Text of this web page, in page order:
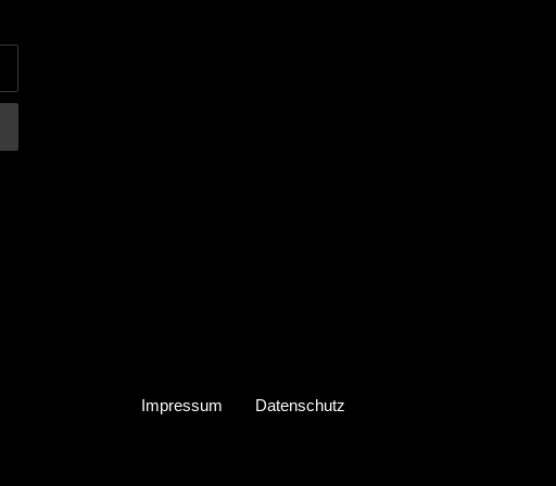
Impressum Datenschutz